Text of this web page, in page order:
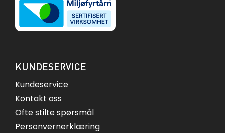
KUNDESERVICE
Kundeservice
Kontakt oss
Ofte stilte spørsmål
Personvernerklæring